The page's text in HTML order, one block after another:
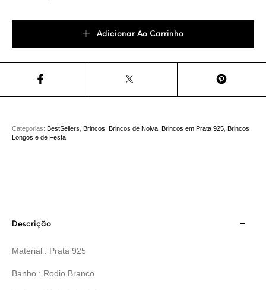
Adicionar Ao Carrinho
Categorias:BestSellers ,Brincos ,Brincos de Noiva ,Brincos em Prata 925 ,Brincos
Longos e de Festa
Descrição
Material : Prata 925
Banho : Rodio Branco